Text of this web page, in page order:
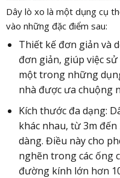
Dây lò xo là một dụng cụ
vào những đặc điểm sau:
Thiết kế đơn giản và
đơn giản, giúp việc
một trong những
nhà được ưa chuộng
Kích thước đa dạng:
khác nhau, từ 3m
dàng. Điều này cho
nghẽn trong các ống
đường kính lớn hơn